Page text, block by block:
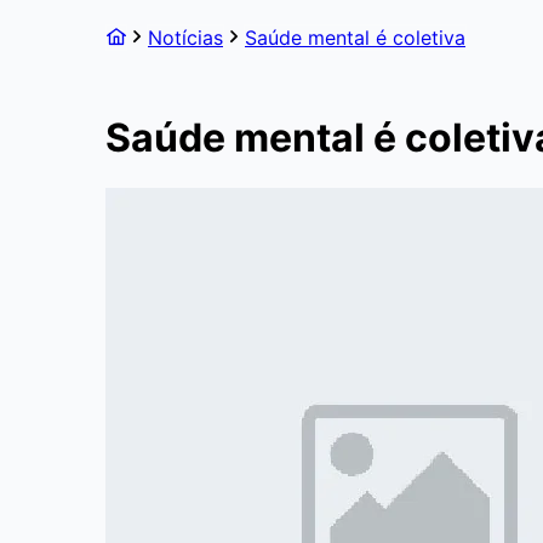
Notícias Saúde mental é coletiva
Saúde mental é